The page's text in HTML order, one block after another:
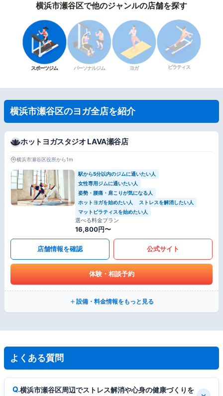
横浜市瀬谷区で他のジャンルの店舗を探す
スポーツジム パーソナルジム ヨガ ピラティス
横浜市瀬谷区のヨガ全店を紹介
ホットヨガスタジオ LAVA瀬谷店
横浜市瀬谷区役所から1m
駅から5分以内のジムに通いたい人
女性専用ジムに通いたい人
姿勢・腰痛・肩こりが気になる人
ホットヨガを始めたい人
ストレスを解消したい人
マットピラティスを始めたい人
選べる料金プラン
16,800円〜
店舗情報を確認 公式サイト
体験・相談予約
設備・料金情報をもっと見る
よくある質問
横浜市瀬谷区周辺でストレス解消や心身の健康づくりを